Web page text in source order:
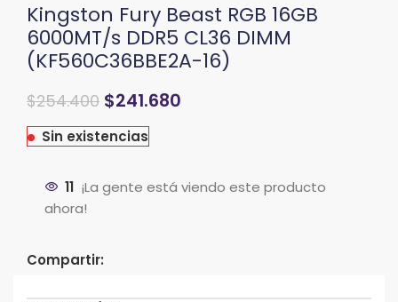
Kingston Fury Beast RGB 16GB
6000MT/s DDR5 CL36 DIMM
(KF560C36BBE2A-16)
El
original
$254.400El
actual
$241.680
Sin existencias
11 ¡La gente está viendo este producto
ahora!
Compartir: